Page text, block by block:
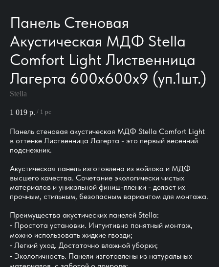
Панель Стеновая
Акустическая МДФ Stella
Comfort Light Лиственница
Лагерта 600х600х9 (уп.1шт.)
Stella
1 019 р. / 1 pc
Панель стеновая акустическая МДФ Stella Comfort Light
в оттенке Лиственница Лагерта - это первый весенний
подснежник.
Акустическая панель изготовлена из войлока и МДФ
высшего качества. Сочетание экологически чистых
материалов и уникальной финиш-пленки - делает их
прочным, стильным, безопасным вариантом для монтажа.
Преимущества акустических панелей Stella:
⁃ Простота установки. Интуитивно понятный монтаж,
можно использовать жидкие гвозди;
⁃ Легкий уход. Достаточно влажной уборки;
⁃ Экологичность. Панели изготовлены из натуральных